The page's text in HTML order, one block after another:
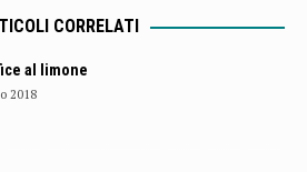
CORRELATI
al limone
2018